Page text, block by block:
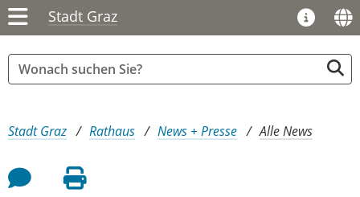
Stadt Graz
Sie sind hier:
Stadt Graz Rathaus News + Presse Alle News
Feedback an Autor
Seite drucken